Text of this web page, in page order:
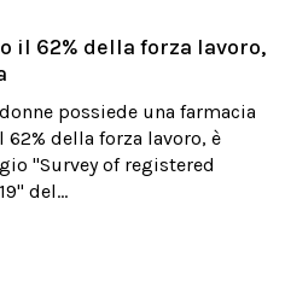
il 62% della forza lavoro,
possiede una farmacia
della forza lavoro, è
"Survey of registered
del...